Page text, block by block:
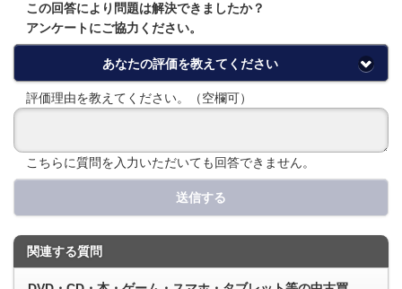
この回答により問題は解決できましたか？
アンケートにご協力ください。
あなたの評価を教えてください
評価理由を教えてください。（空欄可）
こちらに質問を入力いただいても回答できません。
送信する
関連する質問